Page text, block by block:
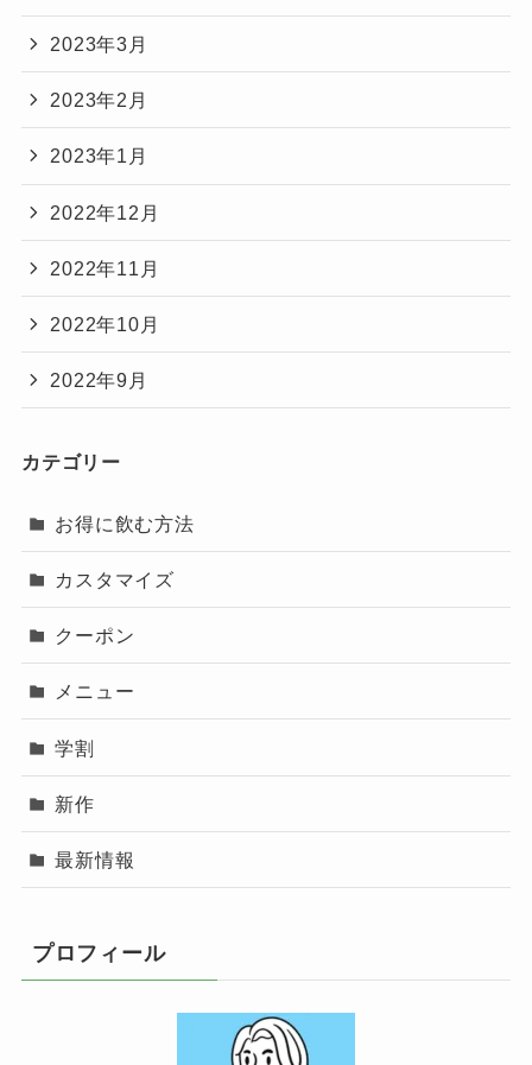
2023年3月
2023年2月
2023年1月
2022年12月
2022年11月
2022年10月
2022年9月
カテゴリー
お得に飲む方法
カスタマイズ
クーポン
メニュー
学割
新作
最新情報
プロフィール